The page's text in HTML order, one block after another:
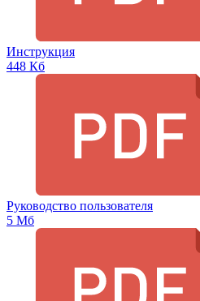
Инструкция
448 Кб
Руководство пользователя
5 Мб